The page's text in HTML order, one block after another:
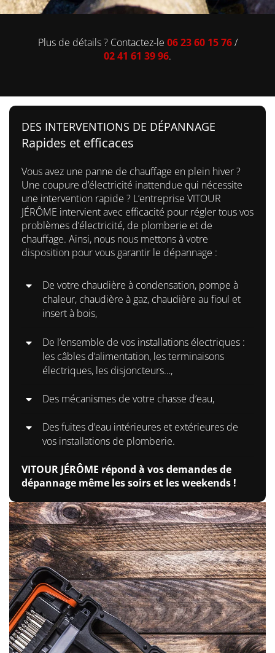
Plus de détails ? Contactez-le 06 23 60 15 76/
02 41 61 39 96.
DES INTERVENTIONS DE DÉPANNAGE
Rapides et efficaces
Vous avez une panne de chauffage en plein hiver ?
Une coupure d’électricité inattendue qui nécessite
une intervention rapide ? L’entreprise VITOUR
JÉRÔME intervient avec efficacité pour régler tous vos
problèmes d’électricité, de plomberie et de
chauffage. Ainsi, nous nous mettons à votre
disposition pour vous garantir le dépannage :
De votre chaudière à condensation, pompe à
chaleur, chaudière à gaz, chaudière au fioul et
insert à bois,
De l’ensemble de vos installations électriques :
les câbles d’alimentation, les terminaisons
électriques, les disjoncteurs…,
Des mécanismes de votre chasse d’eau,
Des fuites d’eau intérieures et extérieures de
vos installations de plomberie.
VITOUR JÉRÔME répond à vos demandes de
dépannage même les soirs et les weekends !